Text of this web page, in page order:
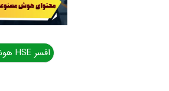
افسر HSE هوشمند شو